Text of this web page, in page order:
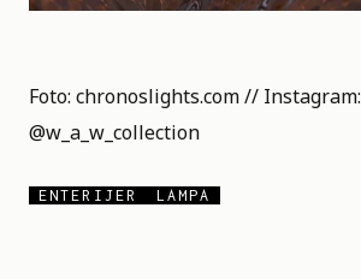
Foto: chronoslights.com // Instagram:
@w_a_w_collection
ENTERIJER LAMPA